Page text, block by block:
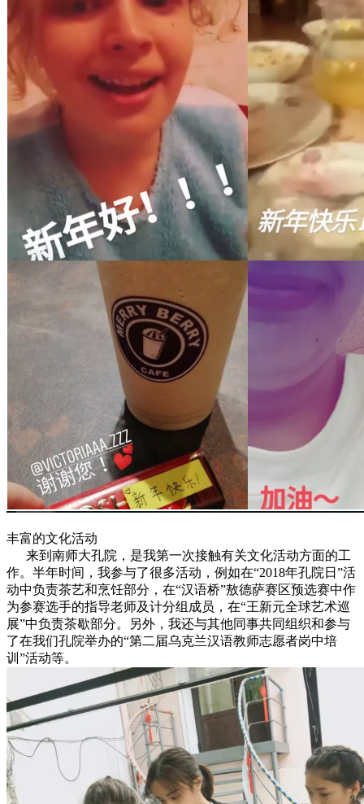
丰富的文化活动
来到南师大孔院，是我第一次接触有关文化活动方面的工
作。半年时间，我参与了很多活动，例如在“2018年孔院日”活
动中负责茶艺和烹饪部分，在“汉语桥”敖德萨赛区预选赛中作
为参赛选手的指导老师及计分组成员，在“王新元全球艺术巡
展”中负责茶歇部分。另外，我还与其他同事共同组织和参与
了在我们孔院举办的“第二届乌克兰汉语教师志愿者岗中培
训”活动等。